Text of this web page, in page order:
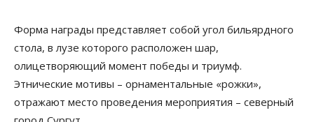
Форма награды представляет собой угол бильярдного
стола, в лузе которого расположен шар,
олицетворяющий момент победы и триумф.
Этнические мотивы – орнаментальные «рожки»,
отражают место проведения мероприятия – северный